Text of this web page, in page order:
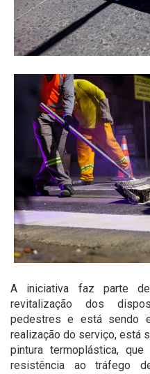
A iniciativa faz parte
revitalização dos
pedestres e está sendo
realização do serviço, está
pintura termoplástica,
resistência ao tráfego